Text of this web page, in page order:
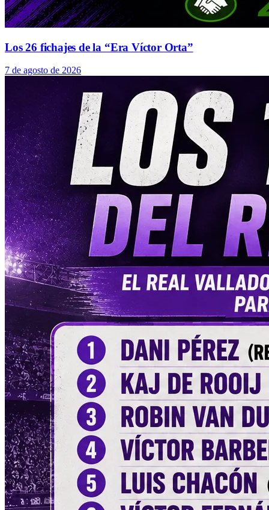
Los 26 fichajes de la “Era Víctor Orta”
7 de agosto de 2026